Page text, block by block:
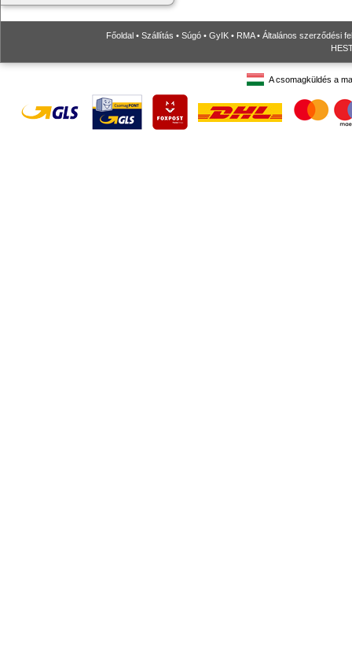
Főoldal • Szállítás • Súgó • GyIK • RMA• Általános szerződési
A csomagküldés a